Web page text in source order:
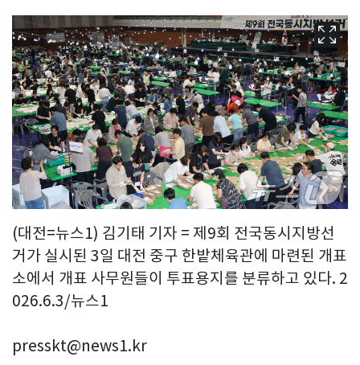
(대전=뉴스1) 김기태 기자 = 제9회 전국동시지방선
거가 실시된 3일 대전 중구 한밭체육관에 마련된 개표
소에서 개표 사무원들이 투표용지를 분류하고 있다. 2
026.6.3/뉴스1
presskt@news1.kr